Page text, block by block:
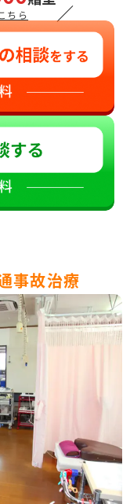
ちら ／
事故治療